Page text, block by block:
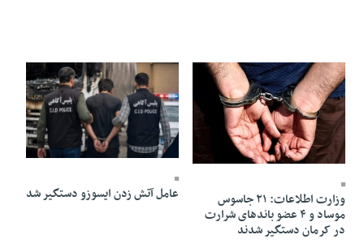
15 Mordad 1405 - 21:58
وزارت اطلاعات: ۲۱ جاسوس
موساد و ۴ عضو باندهای شرارت
در کرمان دستگیر شدند
15 Mordad 1405 - 20:40
عامل آتش زدن ایسوزو دستگیر شد